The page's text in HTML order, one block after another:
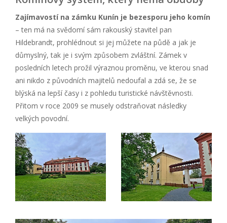
Zajímavostí na zámku Kunín je bezesporu jeho komín
– ten má na svědomí sám rakouský stavitel pan
Hildebrandt, prohlédnout si jej můžete na půdě a jak je
důmyslný, tak je i svým způsobem zvláštní. Zámek v
posledních letech prožil výraznou proměnu, ve kterou snad
ani nikdo z původních majitelů nedoufal a zdá se, že se
blýská na lepší časy i z pohledu turistické návštěvnosti.
Přitom v roce 2009 se musely odstraňovat následky
velkých povodní.